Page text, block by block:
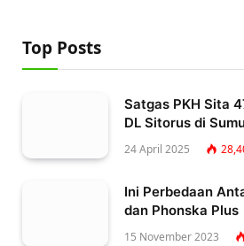
Top Posts
Satgas PKH Sita
DL Sitorus di
24 April 2025
Ini Perbedaan
dan Phonska Plus
15 November 2023